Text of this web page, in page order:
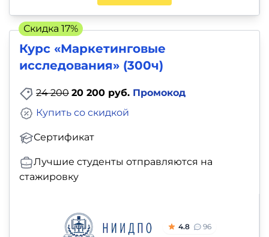
Курс «Маркетинговые
исследования» (300ч)
24 200 20 200 руб. Промокод
Сертификат
Купить со скидкой
Лучшие студенты отправляются на
стажировку
4.8 96
Скидка 17%